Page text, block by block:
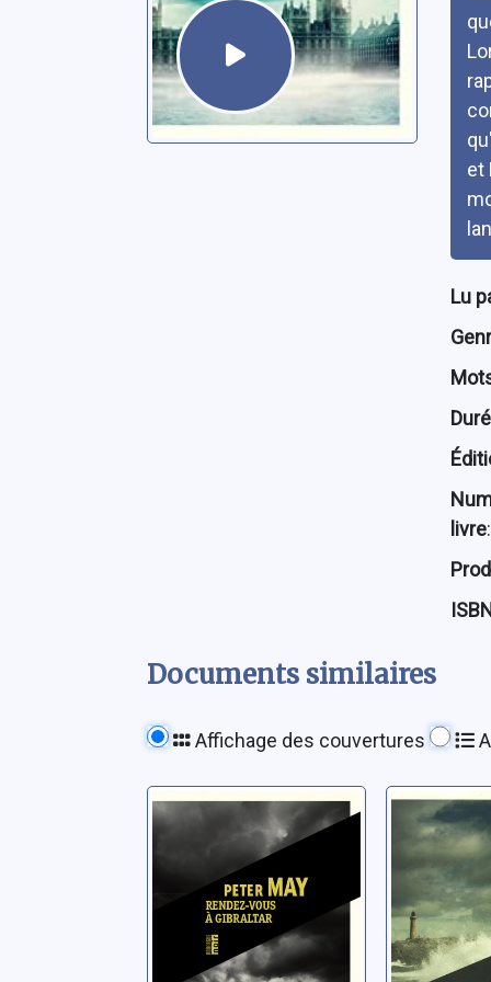
et
Lu
livre:
Documents similaires
Affichage des couvertures
Rendez-vous à
Gibraltar
May, Peter
Les
phare
May, Peter